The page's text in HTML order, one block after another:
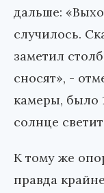
дальше:
случилось.
заметил
сносят», -
камеры, было
солнце
К тому же
правда